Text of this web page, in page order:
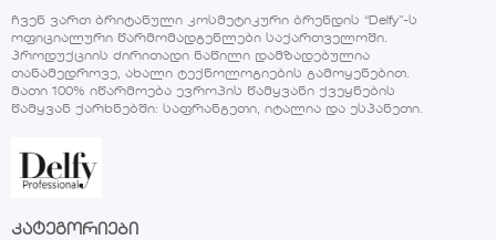
ჩვენ ვართ ბრიტანული კოსმეტიკური ბრენდის “Delfy”-ს
ოფიციალური წარმომადგენლები საქართველოში.
პროდუქციის ძირითადი ნაწილი დამზადებულია
თანამედროვე, ახალი ტექნოლოგიების გამოყენებით.
მათი 100% იწარმოება ევროპის წამყვანი ქვეყნების
წამყვან ქარხნებში: საფრანგეთი, იტალია და ესპანეთი.
კატეგორიები